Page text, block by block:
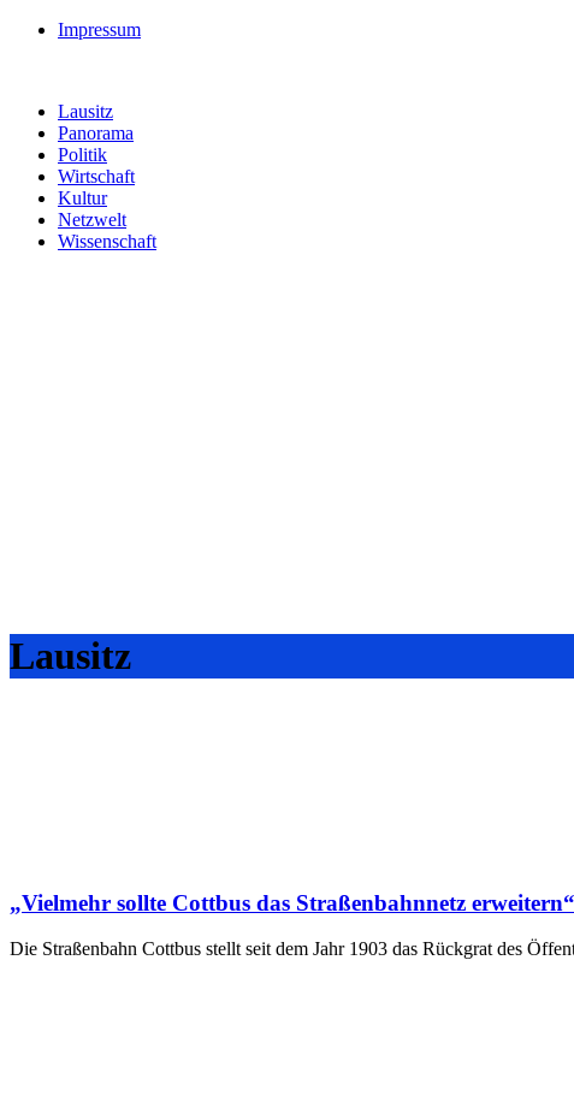
Impressum
Lausitz
Panorama
Politik
Wirtschaft
Kultur
Netzwelt
Wissenschaft
Lausitz
„Vielmehr sollte Cottbus das Straßenbahnnetz erweitern“
Die Straßenbahn Cottbus stellt seit dem Jahr 1903 das Rückgrat des